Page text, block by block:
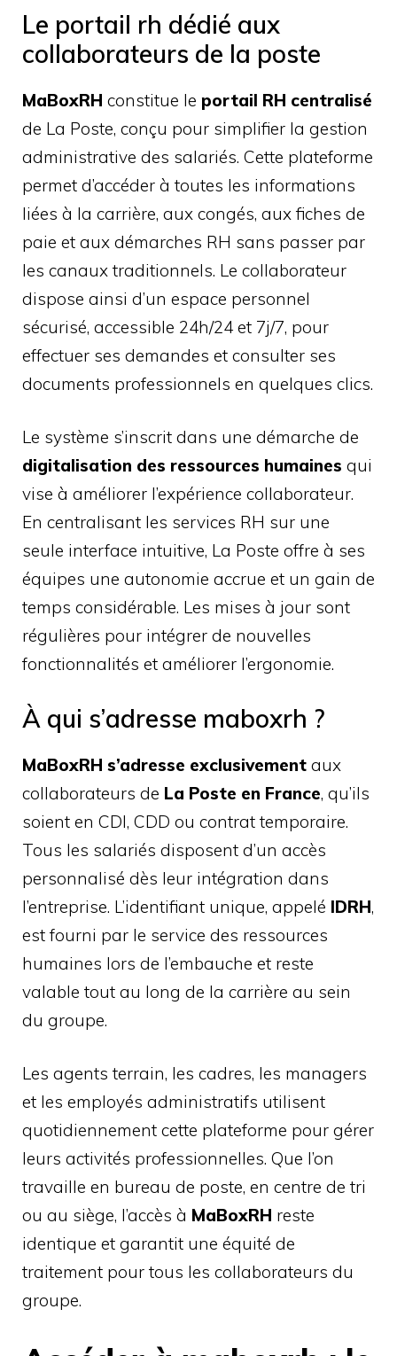
Le portail rh dédié aux
collaborateurs de la poste
MaBoxRH constitue le portail RH centralisé
de La Poste, conçu pour simplifier la gestion
administrative des salariés. Cette plateforme
permet d’accéder à toutes les informations
liées à la carrière, aux congés, aux fiches de
paie et aux démarches RH sans passer par
les canaux traditionnels. Le collaborateur
dispose ainsi d’un espace personnel
sécurisé, accessible 24h/24 et 7j/7, pour
effectuer ses demandes et consulter ses
documents professionnels en quelques clics.
Le système s’inscrit dans une démarche de
digitalisation des ressources humaines qui
vise à améliorer l’expérience collaborateur.
En centralisant les services RH sur une
seule interface intuitive, La Poste offre à ses
équipes une autonomie accrue et un gain de
temps considérable. Les mises à jour sont
régulières pour intégrer de nouvelles
fonctionnalités et améliorer l’ergonomie.
À qui s’adresse maboxrh ?
MaBoxRH s’adresse exclusivement aux
collaborateurs de La Poste en France, qu’ils
soient en CDI, CDD ou contrat temporaire.
Tous les salariés disposent d’un accès
personnalisé dès leur intégration dans
l’entreprise. L’identifiant unique, appelé IDRH,
est fourni par le service des ressources
humaines lors de l’embauche et reste
valable tout au long de la carrière au sein
du groupe.
Les agents terrain, les cadres, les managers
et les employés administratifs utilisent
quotidiennement cette plateforme pour gérer
leurs activités professionnelles. Que l’on
travaille en bureau de poste, en centre de tri
ou au siège, l’accès à MaBoxRH reste
identique et garantit une équité de
traitement pour tous les collaborateurs du
groupe.